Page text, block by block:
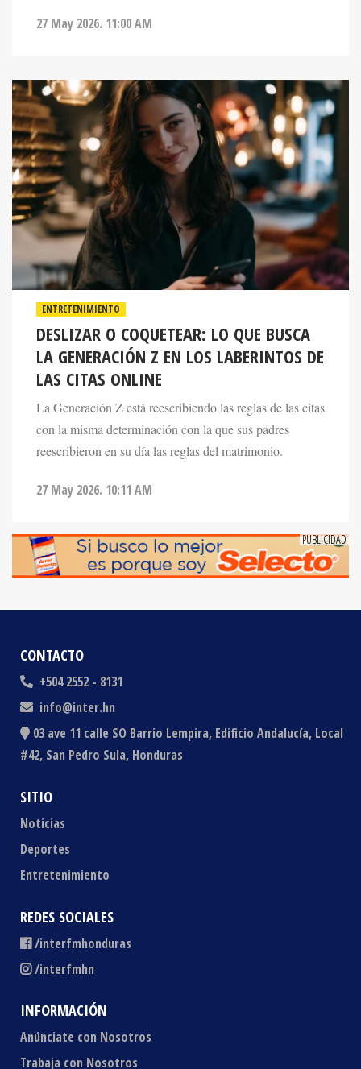
ENTRETENIMIENTO
DESLIZAR O COQUETEAR: LO QUE BUSCA
LA GENERACIÓN Z EN LOS LABERINTOS DE
LAS CITAS ONLINE
La Generación Z está reescribiendo las reglas de las citas
con la misma determinación con la que sus padres
reescribieron en su día las reglas del matrimonio.
CONTACTO
+504 2552 - 8131
info@inter.hn
03 ave 11 calle SO Barrio Lempira, Edificio Andalucía, Local
#42, San Pedro Sula, Honduras
SITIO
Noticias
Deportes
Entretenimiento
REDES SOCIALES
/interfmhonduras
/interfmhn
INFORMACIÓN
Anúnciate con Nosotros
Trabaja con Nosotros